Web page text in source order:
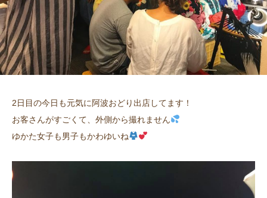
2日目の今日も元気に阿波おどり出店してます！
お客さんがすごくて、外側から撮れません
ゆかた女子も男子もかわゆいね